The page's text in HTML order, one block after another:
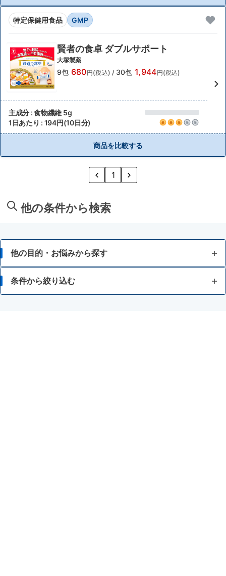
特定保健用食品 GMP
賢者の食卓 ダブルサポート
大塚製薬
9包 680円(税込) / 30包 1,944円(税込)
主成分 : 食物繊維 5g
1日あたり : 194円(10日分)
商品を比較する
1
他の条件から検索
他の目的・お悩みから探す
脂肪が気になる
条件から絞り込む